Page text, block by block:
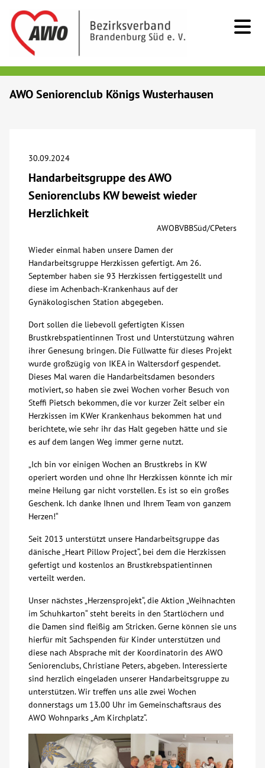
Beratung & Hilfe
Begegnung
Bildung
Über uns
Veranstaltungen
Spenden
Mitmachen
Karriere
Glossar
Suche
Kontakt
AWO Seniorenclub Königs Wusterhausen
30.09.2024
Handarbeitsgruppe des AWO
Seniorenclubs KW beweist wieder
Herzlichkeit
AWOBVBBSüd/CPeters
Wieder einmal haben unsere Damen der
Handarbeitsgruppe Herzkissen gefertigt. Am 26.
September haben sie 93 Herzkissen fertiggestellt und
diese im Achenbach-Krankenhaus auf der
Gynäkologischen Station abgegeben.
Dort sollen die liebevoll gefertigten Kissen
Brustkrebspatientinnen Trost und Unterstützung währen
ihrer Genesung bringen. Die Füllwatte für dieses Projekt
wurde großzügig von IKEA in Waltersdorf gespendet.
Dieses Mal waren die Handarbeitsdamen besonders
motiviert, so haben sie zwei Wochen vorher Besuch von
Steffi Pietsch bekommen, die vor kurzer Zeit selber ein
Herzkissen im KWer Krankenhaus bekommen hat und
berichtete, wie sehr ihr das Halt gegeben hätte und sie
es auf dem langen Weg immer gerne nutzt.
„Ich bin vor einigen Wochen an Brustkrebs in KW
operiert worden und ohne Ihr Herzkissen könnte ich mir
meine Heilung gar nicht vorstellen. Es ist so ein großes
Geschenk. Ich danke Ihnen und Ihrem Team von ganzem
Herzen!“
Seit 2013 unterstützt unsere Handarbeitsgruppe das
dänische „Heart Pillow Project“, bei dem die Herzkissen
gefertigt und kostenlos an Brustkrebspatientinnen
verteilt werden.
Unser nächstes „Herzensprojekt“, die Aktion „Weihnachten
im Schuhkarton“ steht bereits in den Startlöchern und
die Damen sind fleißig am Stricken. Gerne können sie uns
hierfür mit Sachspenden für Kinder unterstützen und
diese nach Absprache mit der Koordinatorin des AWO
Seniorenclubs, Christiane Peters, abgeben. Interessierte
sind herzlich eingeladen unserer Handarbeitsgruppe zu
unterstützen. Wir treffen uns alle zwei Wochen
donnerstags um 13.00 Uhr im Gemeinschaftsraus des
AWO Wohnparks „Am Kirchplatz“.